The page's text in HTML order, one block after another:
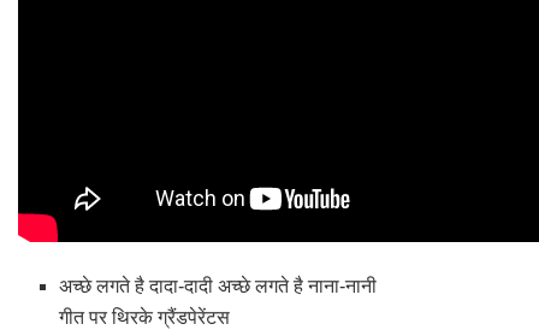
अच्छे लगते है दादा-दादी अच्छे लगते है नाना-नानी
गीत पर थिरके ग्रैंडपेरेंटस